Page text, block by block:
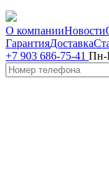
О компанииНовости
ГарантияДоставка
+7 903 686-75-41 Пн-